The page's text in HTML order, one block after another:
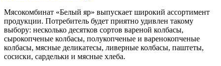
Мясокомбинат «Белый яр» выпускает широкий ассортимент
продукции. Потребитель будет приятно удивлен такому
выбору: несколько десятков сортов вареной колбасы,
сырокопченые колбасы, полукопченые и варенокопченые
колбасы, мясные деликатесы, ливерные колбасы, паштеты,
сосиски, сардельки и мясные хлеба.